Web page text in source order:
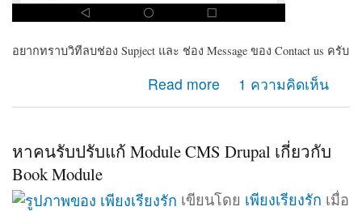
อยากทราบวิทีลบช่อง Supject และ ช่อง Message ของ Contact us ครับ
Read more
about ต้องการลบช่อง Supject และ ช่อง Massage
ของContact us
1 ความคิดเห็น
หาคนรับปรับแก้ Module CMS Drupal เกี่ยวกับ
Book Module
เขียนโดย เพียงเรียงรัก เมื่อ